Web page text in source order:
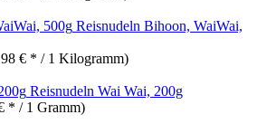
Reisnudeln Bihoon, WaiWai,
€ * / 1 Kilogramm)
Reisnudeln Wai Wai, 200g
* / 1 Gramm)